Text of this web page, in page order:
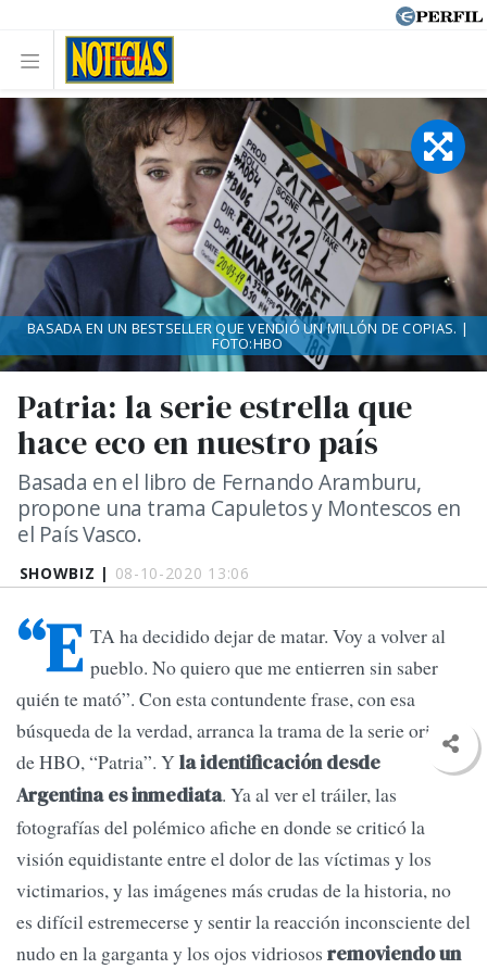
SHOWBIZ | 08-10-2020 13:06
Patria: la serie estrella que
hace eco en nuestro país
Basada en el libro de Fernando Aramburu,
propone una trama Capuletos y Montescos en
el País Vasco.
BASADA EN UN BESTSELLER QUE VENDIÓ UN MILLÓN DE COPIAS. |
FOTO:HBO
“E TA ha decidido dejar de matar. Voy a volver al
pueblo. No quiero que me entierren sin saber
quién te mató”. Con esta contundente frase, con esa
búsqueda de la verdad, arranca la trama de la serie original
de HBO, “Patria”. Yla identificación desde
Argentina es inmediata. Ya al ver el tráiler, las
fotografías del polémico afiche en donde se criticó la
visión equidistante entre el dolor de las víctimas y los
victimarios, y las imágenes más crudas de la historia, no
es difícil estremecerse y sentir la reacción inconsciente del
nudo en la garganta y los ojos vidriosos removiendo un